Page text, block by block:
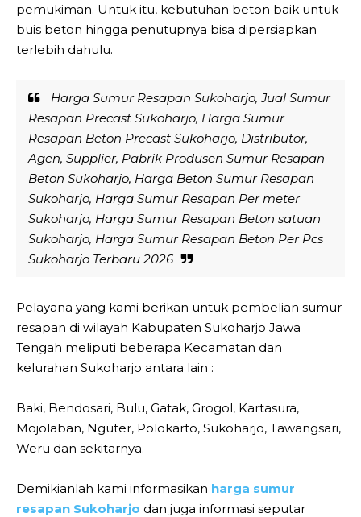
pemukiman. Untuk itu, kebutuhan beton baik untuk
buis beton hingga penutupnya bisa dipersiapkan
terlebih dahulu.
Harga Sumur Resapan Sukoharjo, Jual Sumur
Resapan Precast Sukoharjo, Harga Sumur
Resapan Beton Precast Sukoharjo, Distributor,
Agen, Supplier, Pabrik Produsen Sumur Resapan
Beton Sukoharjo, Harga Beton Sumur Resapan
Sukoharjo, Harga Sumur Resapan Per meter
Sukoharjo, Harga Sumur Resapan Beton satuan
Sukoharjo, Harga Sumur Resapan Beton Per Pcs
Sukoharjo Terbaru 2026
Pelayana yang kami berikan untuk pembelian sumur
resapan di wilayah Kabupaten Sukoharjo Jawa
Tengah meliputi beberapa Kecamatan dan
kelurahan Sukoharjo antara lain :
Baki, Bendosari, Bulu, Gatak, Grogol, Kartasura,
Mojolaban, Nguter, Polokarto, Sukoharjo, Tawangsari,
Weru dan sekitarnya.
Demikianlah kami informasikan harga sumur
resapan Sukoharjo dan juga informasi seputar